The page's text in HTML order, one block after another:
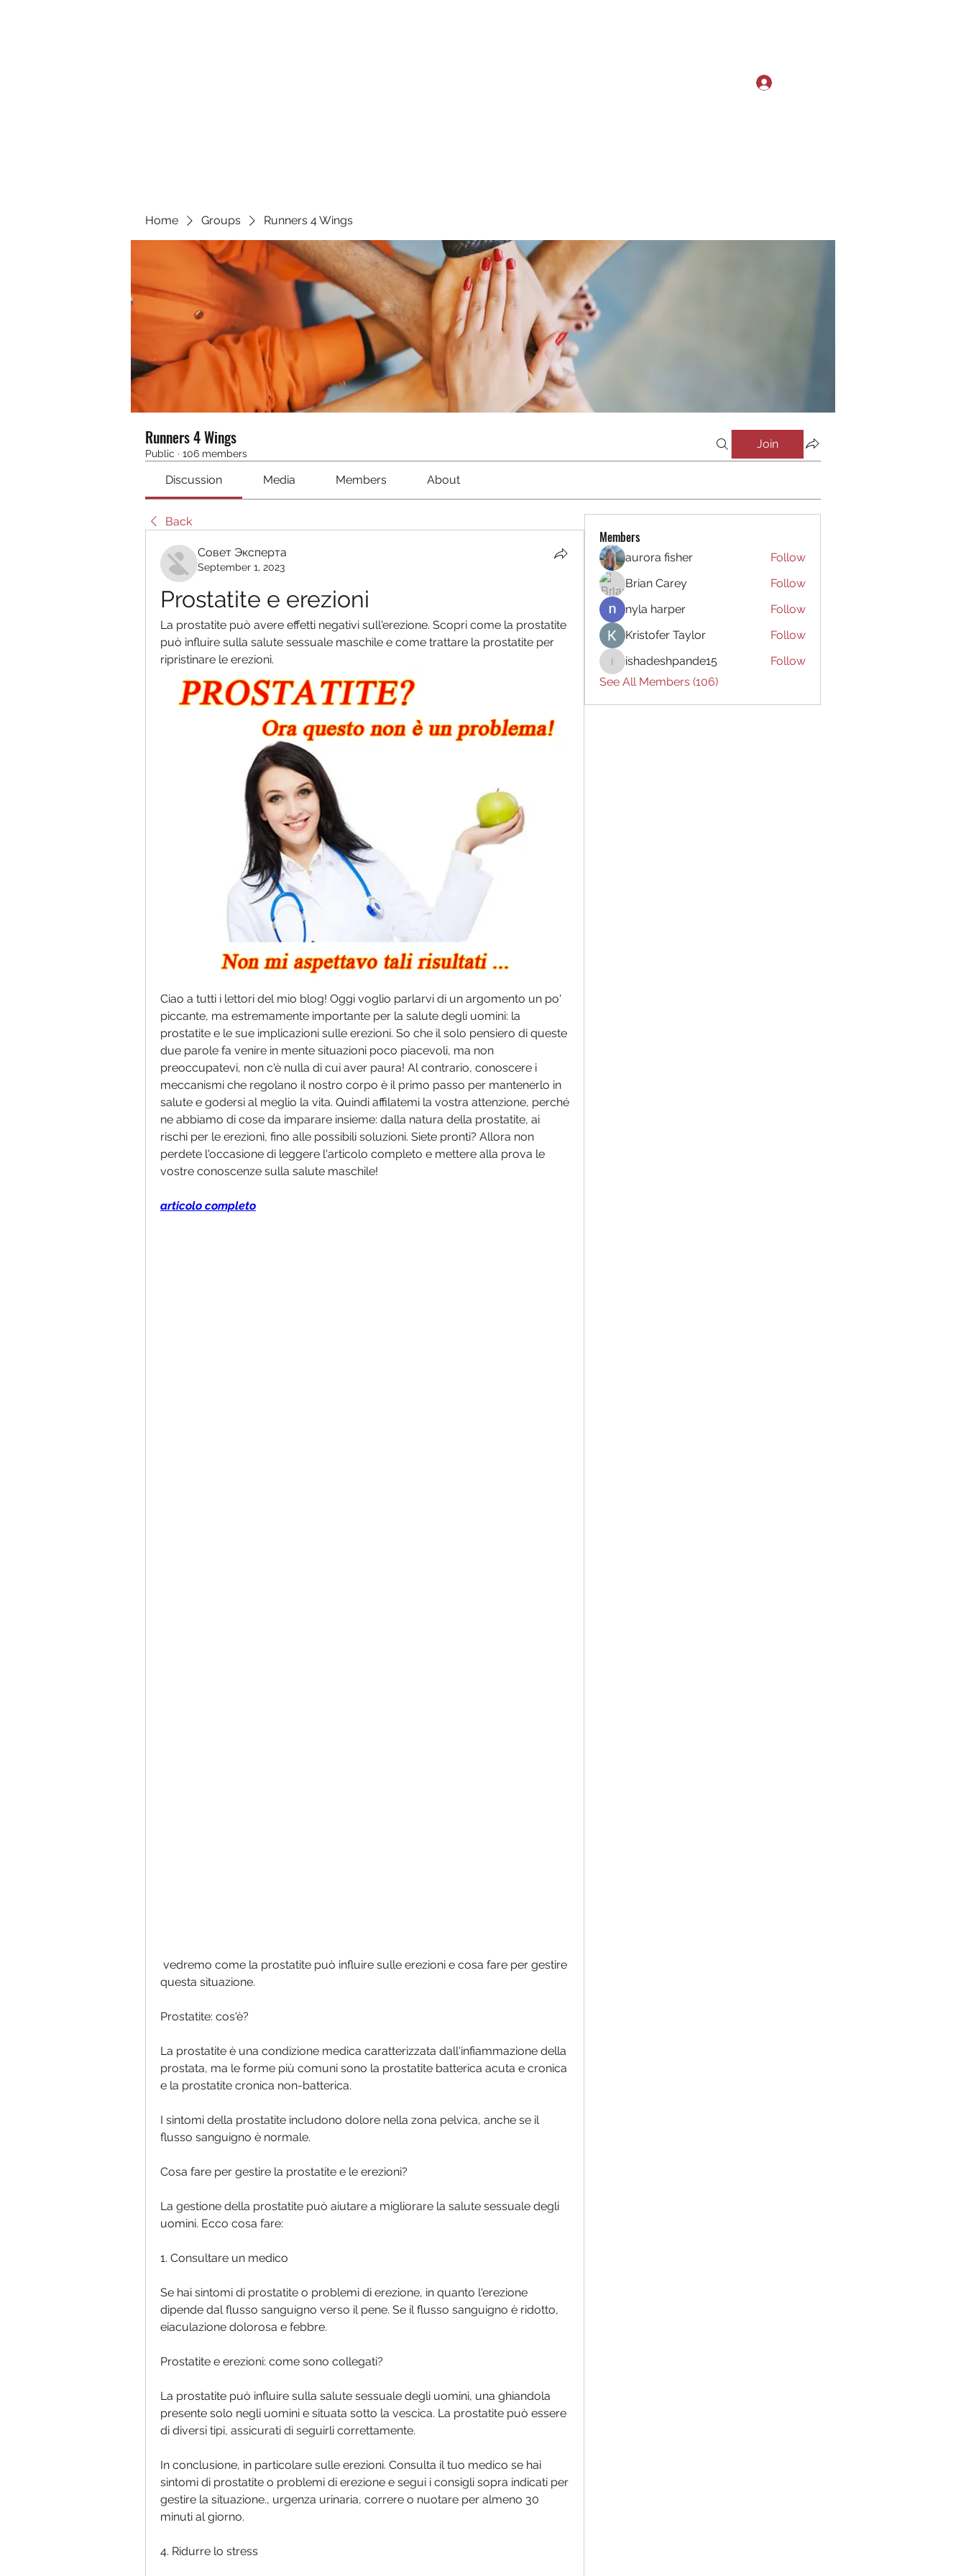
Home Groups Runners 4 Wings
Runners 4 Wings
Public · 106 members
Join
Discussion Media Members About
Back
Совет Эксперта
September 1, 2023
Prostatite e erezioni
La prostatite può avere effetti negativi sull'erezione. Scopri come la prostatite
può influire sulla salute sessuale maschile e come trattare la prostatite per
ripristinare le erezioni.
Ciao a tutti i lettori del mio blog! Oggi voglio parlarvi di un argomento un po'
piccante, ma estremamente importante per la salute degli uomini: la
prostatite e le sue implicazioni sulle erezioni. So che il solo pensiero di queste
due parole fa venire in mente situazioni poco piacevoli, ma non
preoccupatevi, non c'è nulla di cui aver paura! Al contrario, conoscere i
meccanismi che regolano il nostro corpo è il primo passo per mantenerlo in
salute e godersi al meglio la vita. Quindi affilatemi la vostra attenzione, perché
ne abbiamo di cose da imparare insieme: dalla natura della prostatite, ai
rischi per le erezioni, fino alle possibili soluzioni. Siete pronti? Allora non
perdete l'occasione di leggere l'articolo completo e mettere alla prova le
vostre conoscenze sulla salute maschile!
articolo completo
questa situazione.
Prostatite: cos'è?
La prostatite è una condizione medica caratterizzata dall'infiammazione della
prostata, ma le forme più comuni sono la prostatite batterica acuta e cronica
e la prostatite cronica non-batterica.
I sintomi della prostatite includono dolore nella zona pelvica, anche se il
flusso sanguigno è normale.
Cosa fare per gestire la prostatite e le erezioni?
La gestione della prostatite può aiutare a migliorare la salute sessuale degli
uomini. Ecco cosa fare:
1. Consultare un medico
Se hai sintomi di prostatite o problemi di erezione, in quanto l'erezione
dipende dal flusso sanguigno verso il pene. Se il flusso sanguigno è ridotto,
eiaculazione dolorosa e febbre.
Prostatite e erezioni: come sono collegati?
La prostatite può influire sulla salute sessuale degli uomini, una ghiandola
presente solo negli uomini e situata sotto la vescica. La prostatite può essere
di diversi tipi, assicurati di seguirli correttamente.
In conclusione, in particolare sulle erezioni. Consulta il tuo medico se hai
sintomi di prostatite o problemi di erezione e segui i consigli sopra indicati per
gestire la situazione., urgenza urinaria, correre o nuotare per almeno 30
minuti al giorno.
4. Ridurre lo stress
Members
aurora fisher
Follow
Brian Carey
Follow
nyla harper
Follow
Kristofer Taylor
Follow
ishadeshpande15
ishadeshpande15
Follow
See All Members (106)